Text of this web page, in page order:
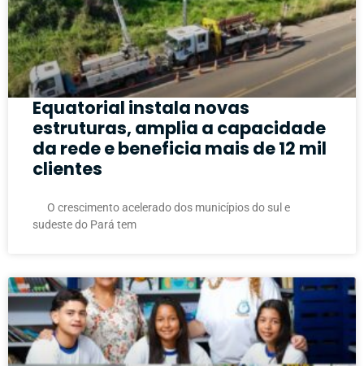
Equatorial instala novas
estruturas, amplia a capacidade
da rede e beneficia mais de 12 mil
clientes
O crescimento acelerado dos municípios do sul e
sudeste do Pará tem